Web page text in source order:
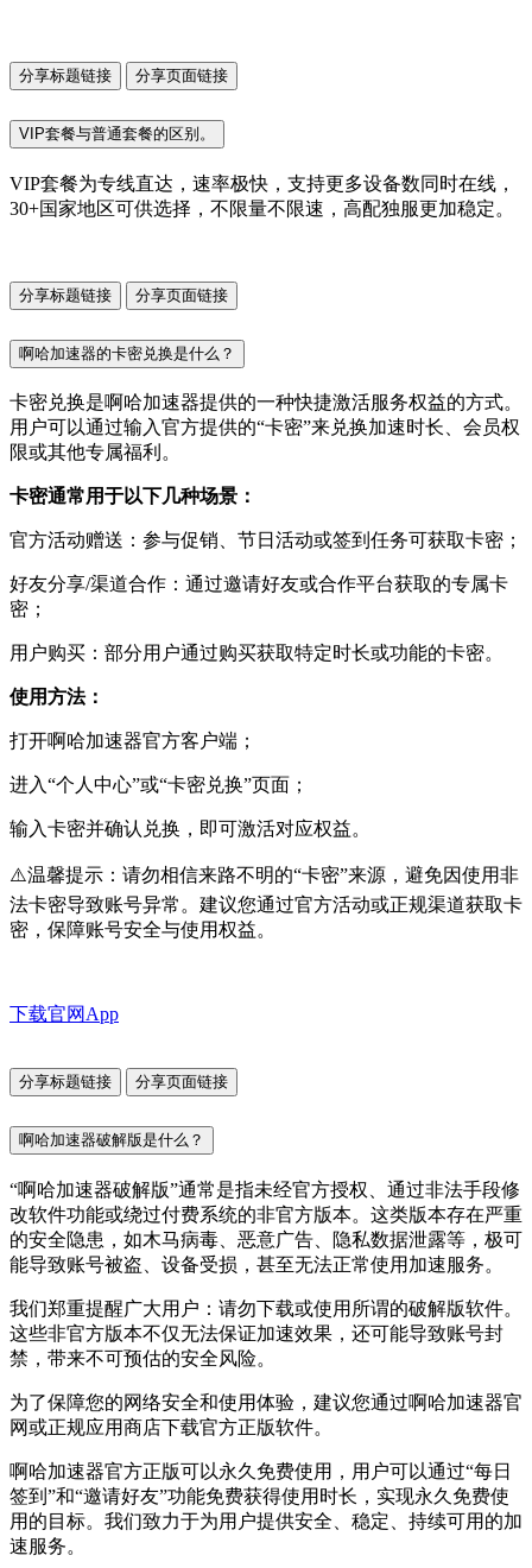
分享标题链接 分享页面链接
VIP套餐与普通套餐的区别。
VIP套餐为专线直达，速率极快，支持更多设备数同时在线，
30+国家地区可供选择，不限量不限速，高配独服更加稳定。
分享标题链接 分享页面链接
啊哈加速器的卡密兑换是什么？
卡密兑换是啊哈加速器提供的一种快捷激活服务权益的方式。
用户可以通过输入官方提供的“卡密”来兑换加速时长、会员权
限或其他专属福利。
卡密通常用于以下几种场景：
官方活动赠送：参与促销、节日活动或签到任务可获取卡密；
好友分享/渠道合作：通过邀请好友或合作平台获取的专属卡
密；
用户购买：部分用户通过购买获取特定时长或功能的卡密。
使用方法：
打开啊哈加速器官方客户端；
进入“个人中心”或“卡密兑换”页面；
输入卡密并确认兑换，即可激活对应权益。
⚠️温馨提示：请勿相信来路不明的“卡密”来源，避免因使用非
法卡密导致账号异常。建议您通过官方活动或正规渠道获取卡
密，保障账号安全与使用权益。
下载官网App
分享标题链接 分享页面链接
啊哈加速器破解版是什么？
“啊哈加速器破解版”通常是指未经官方授权、通过非法手段修
改软件功能或绕过付费系统的非官方版本。这类版本存在严重
的安全隐患，如木马病毒、恶意广告、隐私数据泄露等，极可
能导致账号被盗、设备受损，甚至无法正常使用加速服务。
我们郑重提醒广大用户：请勿下载或使用所谓的破解版软件。
这些非官方版本不仅无法保证加速效果，还可能导致账号封
禁，带来不可预估的安全风险。
为了保障您的网络安全和使用体验，建议您通过啊哈加速器官
网或正规应用商店下载官方正版软件。
啊哈加速器官方正版可以永久免费使用，用户可以通过“每日
签到”和“邀请好友”功能免费获得使用时长，实现永久免费使
用的目标。我们致力于为用户提供安全、稳定、持续可用的加
速服务。